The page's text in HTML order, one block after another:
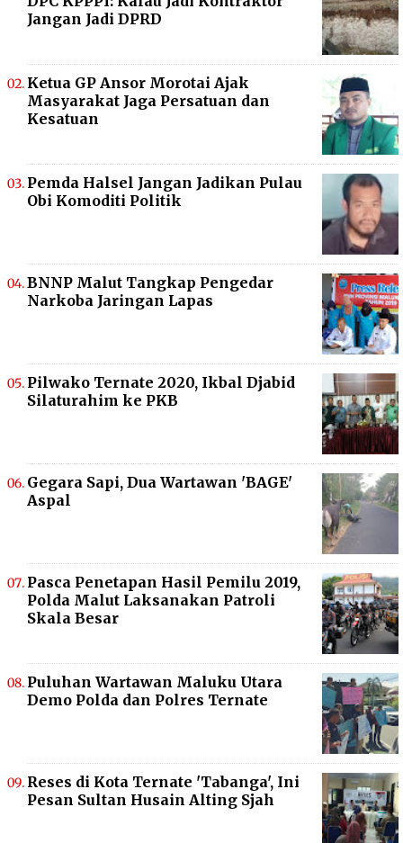
Jangan Jadi DPRD
Ketua GP Ansor Morotai Ajak
Masyarakat Jaga Persatuan dan
Kesatuan
Pemda Halsel Jangan Jadikan Pulau
Obi Komoditi Politik
BNNP Malut Tangkap Pengedar
Narkoba Jaringan Lapas
Pilwako Ternate 2020, Ikbal Djabid
Silaturahim ke PKB
Gegara Sapi, Dua Wartawan 'BAGE'
Aspal
Pasca Penetapan Hasil Pemilu 2019,
Polda Malut Laksanakan Patroli
Skala Besar
Puluhan Wartawan Maluku Utara
Demo Polda dan Polres Ternate
Reses di Kota Ternate 'Tabanga', Ini
Pesan Sultan Husain Alting Sjah